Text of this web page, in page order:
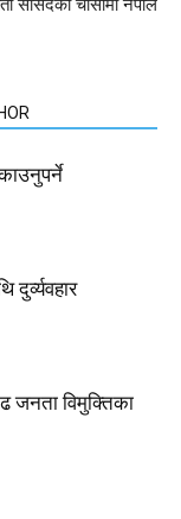
सांसदको चासोमा नेपाल
दुर्व्यवहार
जनता विमुक्तिका